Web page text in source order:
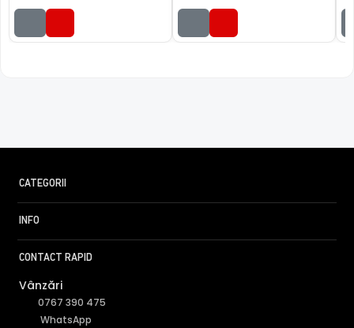
CATEGORII
INFO
CONTACT RAPID
Vânzări
0767 390 475
WhatsApp